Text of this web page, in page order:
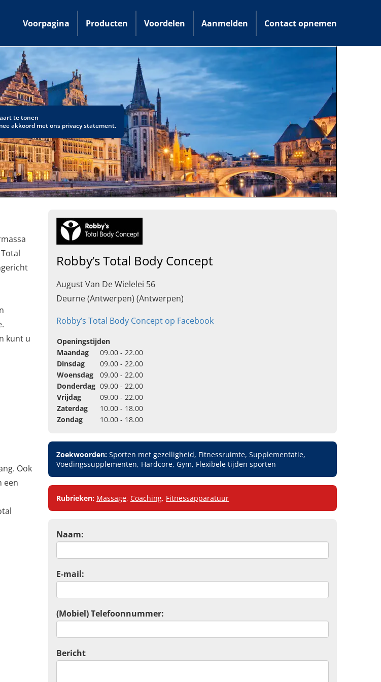
Voorpagina Producten Voordelen Aanmelden Contact opnemen
te tonen
akkoord met ons privacy statement.
kunt u
Ook
een
Robby’s Total Body Concept
August Van De Wielelei 56
Deurne (Antwerpen) (Antwerpen)
Robby’s Total Body Concept op Facebook
Openingstijden
Maandag
09.00 - 22.00
Dinsdag
09.00 - 22.00
Woensdag
09.00 - 22.00
Donderdag 09.00 - 22.00
Vrijdag
09.00 - 22.00
Zaterdag
10.00 - 18.00
Zondag
10.00 - 18.00
Zoekwoorden: Sporten met gezelligheid, Fitnessruimte, Supplementatie,
Voedingssupplementen, Hardcore, Gym, Flexibele tijden sporten
Rubrieken: Massage, Coaching, Fitnessapparatuur
Naam:
E-mail:
(Mobiel) Telefoonnummer:
Bericht